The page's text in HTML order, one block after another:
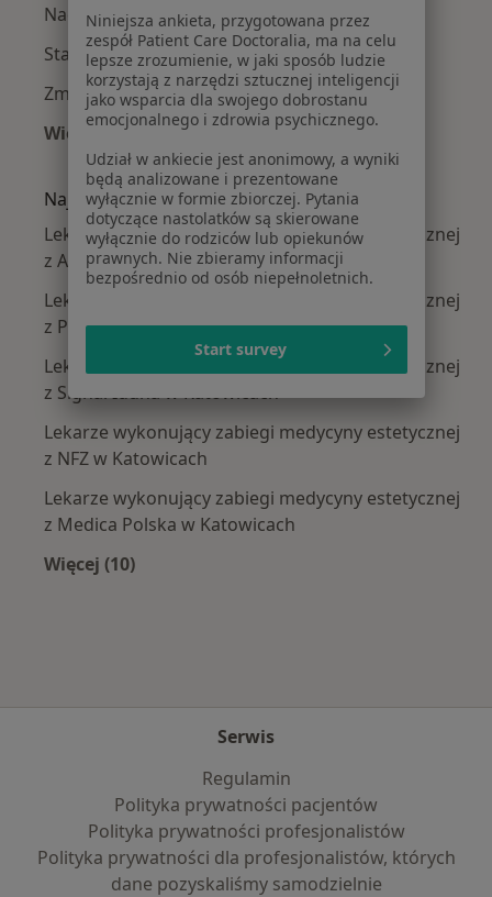
Nadpotliwość w Katowicach
Starzenie się skóry w Katowicach
Zmiany skórne w Katowicach
Więcej (15)
Więcej w kategorii: Najczęście leczone
Najpopularniejsze ubezpieczenia
Lekarze wykonujący zabiegi medycyny estetycznej
z Allianz w Katowicach
Lekarze wykonujący zabiegi medycyny estetycznej
z POLMED w Katowicach
Lekarze wykonujący zabiegi medycyny estetycznej
z Signal Iduna w Katowicach
Lekarze wykonujący zabiegi medycyny estetycznej
z NFZ w Katowicach
Lekarze wykonujący zabiegi medycyny estetycznej
z Medica Polska w Katowicach
Więcej (10)
Serwis
Regulamin
Polityka prywatności pacjentów
Polityka prywatności profesjonalistów
Polityka prywatności dla profesjonalistów, których
dane pozyskaliśmy samodzielnie
Niniejsza ankieta, przygotowana przez
zespół Patient Care Doctoralia, ma na celu
lepsze zrozumienie, w jaki sposób ludzie
korzystają z narzędzi sztucznej inteligencji
jako wsparcia dla swojego dobrostanu
emocjonalnego i zdrowia psychicznego.
Udział w ankiecie jest anonimowy, a wyniki
będą analizowane i prezentowane
wyłącznie w formie zbiorczej. Pytania
dotyczące nastolatków są skierowane
wyłącznie do rodziców lub opiekunów
prawnych. Nie zbieramy informacji
bezpośrednio od osób niepełnoletnich.
Start survey